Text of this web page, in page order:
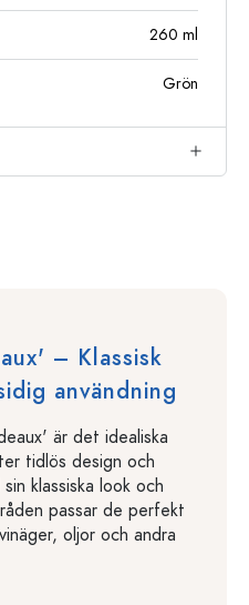
260 ml
Grön
– Klassisk
användning
är det idealiska
tidlös design och
klassiska look och
passar de perfekt
oljor och andra